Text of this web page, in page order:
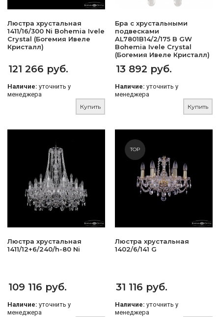
Люстра хрустальная
1411/16/300 Ni Bohemia Ivele
Crystal (Богемия Ивеле
Кристалл)
121 266 руб.
Наличие: уточнить у
менеджера
Купить
Бра с хрустальными
подвесками
AL7801B14/2/175 B GW
Bohemia Ivele Crystal
(Богемия Ивеле Кристалл)
13 892 руб.
Наличие: уточнить у
менеджера
Купить
Люстра хрустальная
1411/12+6/240/h-80 Ni
109 116 руб.
Наличие: уточнить у
менеджера
TOP
Люстра хрустальная
1402/6/141 G
31 116 руб.
Наличие: уточнить у
менеджера